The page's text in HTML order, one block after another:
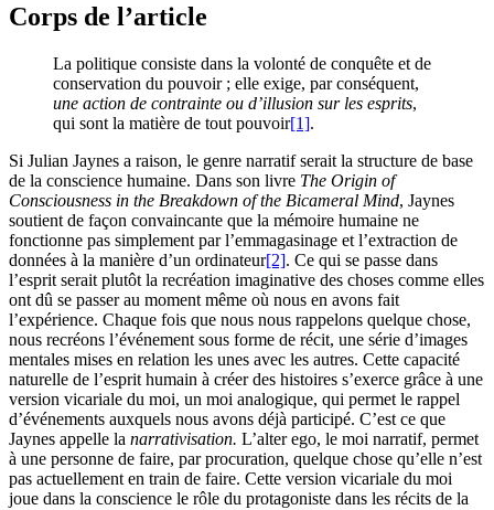
Corps de l’article
La politique consiste dans la volonté de conquête et de
conservation du pouvoir ; elle exige, par conséquent,
une action de contrainte ou d’illusion sur les esprits,
qui sont la matière de tout pouvoir[1].
Si Julian Jaynes a raison, le genre narratif serait la structure de base
de la conscience humaine. Dans son livre The Origin of
Consciousness in the Breakdown of the Bicameral Mind, Jaynes
soutient de façon convaincante que la mémoire humaine ne
fonctionne pas simplement par l’emmagasinage et l’extraction de
données à la manière d’un ordinateur[2]. Ce qui se passe dans
l’esprit serait plutôt la recréation imaginative des choses comme elles
ont dû se passer au moment même où nous en avons fait
l’expérience. Chaque fois que nous nous rappelons quelque chose,
nous recréons l’événement sous forme de récit, une série d’images
mentales mises en relation les unes avec les autres. Cette capacité
naturelle de l’esprit humain à créer des histoires s’exerce grâce à une
version vicariale du moi, un moi analogique, qui permet le rappel
d’événements auxquels nous avons déjà participé. C’est ce que
Jaynes appelle la narrativisation. L’alter ego, le moi narratif, permet
à une personne de faire, par procuration, quelque chose qu’elle n’est
pas actuellement en train de faire. Cette version vicariale du moi
joue dans la conscience le rôle du protagoniste dans les récits de la